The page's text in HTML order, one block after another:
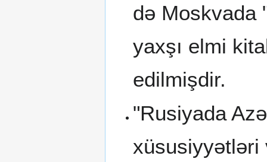
də Moskvada
yaxşı elmi
edilmişdir.
"Rusiyada
xüsusiyyətləri